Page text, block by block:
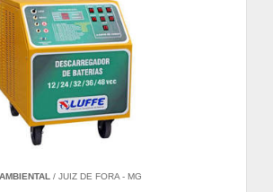
/ JUIZ DE FORA - MG